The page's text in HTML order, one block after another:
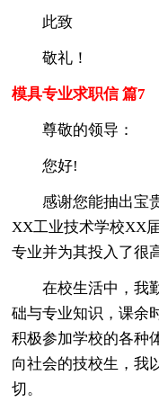
此致
敬礼！
模具专业求职信 篇7
尊敬的领导：
您好!
感谢您能抽出宝
XX工业技术学校XX
专业并为其投入了很
在校生活中，我
础与专业知识，课余
积极参加学校的各种
向社会的技校生，我
切。